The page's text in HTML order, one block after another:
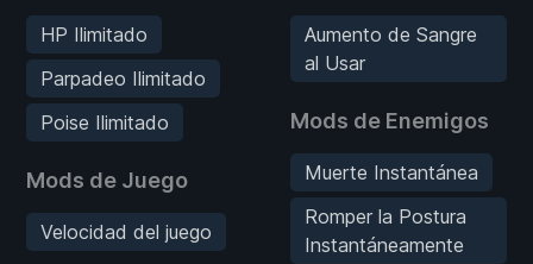
HP Ilimitado
Parpadeo Ilimitado
Poise Ilimitado
Mods de Juego
Velocidad del juego
Aumento de Sangre
al Usar
Mods de Enemigos
Muerte Instantánea
Romper la Postura
Instantáneamente